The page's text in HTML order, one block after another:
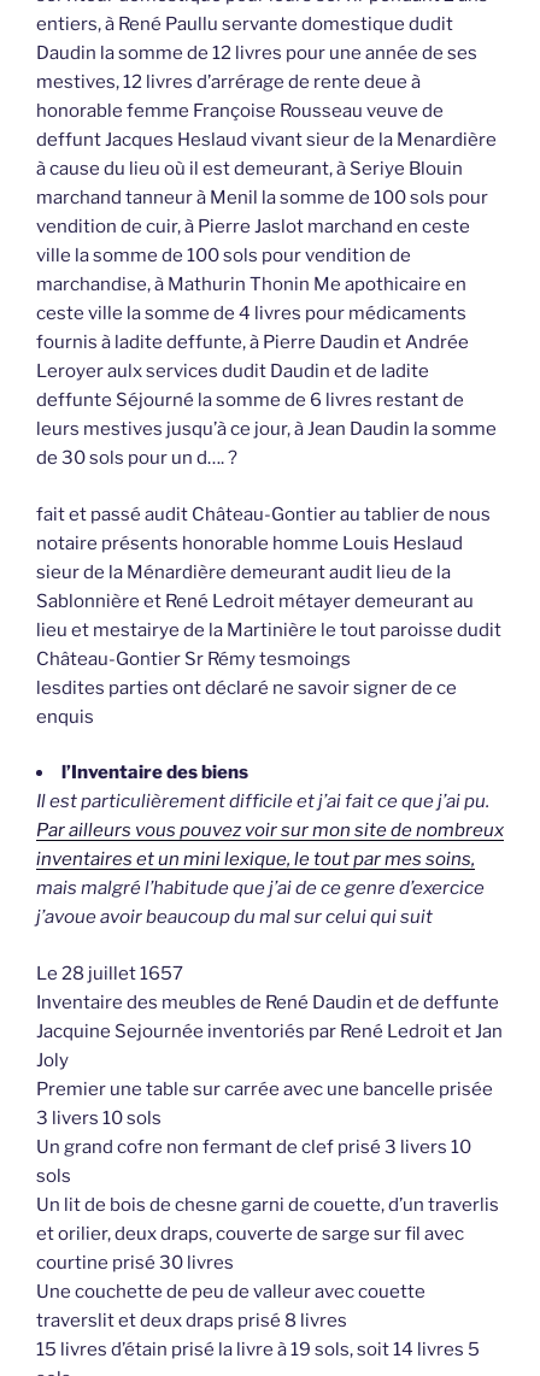
entiers, à René Paullu servante domestique dudit
Daudin la somme de 12 livres pour une année de ses
mestives, 12 livres d’arrérage de rente deue à
honorable femme Françoise Rousseau veuve de
deffunt Jacques Heslaud vivant sieur de la Menardière
à cause du lieu où il est demeurant, à Seriye Blouin
marchand tanneur à Menil la somme de 100 sols pour
vendition de cuir, à Pierre Jaslot marchand en ceste
ville la somme de 100 sols pour vendition de
marchandise, à Mathurin Thonin Me apothicaire en
ceste ville la somme de 4 livres pour médicaments
fournis à ladite deffunte, à Pierre Daudin et Andrée
Leroyer aulx services dudit Daudin et de ladite
deffunte Séjourné la somme de 6 livres restant de
leurs mestives jusqu’à ce jour, à Jean Daudin la somme
de 30 sols pour un d…. ?
fait et passé audit Château-Gontier au tablier de nous
notaire présents honorable homme Louis Heslaud
sieur de la Ménardière demeurant audit lieu de la
Sablonnière et René Ledroit métayer demeurant au
lieu et mestairye de la Martinière le tout paroisse dudit
Château-Gontier Sr Rémy tesmoings
lesdites parties ont déclaré ne savoir signer de ce
enquis
l’Inventaire des biens
Il est particulièrement difficile et j’ai fait ce que j’ai pu.
Par ailleurs vous pouvez voir sur mon site de nombreux
inventaires et un mini lexique, le tout par mes soins,
mais malgré l’habitude que j’ai de ce genre d’exercice
j’avoue avoir beaucoup du mal sur celui qui suit
Le 28 juillet 1657
Inventaire des meubles de René Daudin et de deffunte
Jacquine Sejournée inventoriés par René Ledroit et Jan
Joly
Premier une table sur carrée avec une bancelle prisée
3 livers 10 sols
Un grand cofre non fermant de clef prisé 3 livers 10
sols
Un lit de bois de chesne garni de couette, d’un traverlis
et orilier, deux draps, couverte de sarge sur fil avec
courtine prisé 30 livres
Une couchette de peu de valleur avec couette
traverslit et deux draps prisé 8 livres
15 livres d’étain prisé la livre à 19 sols, soit 14 livres 5